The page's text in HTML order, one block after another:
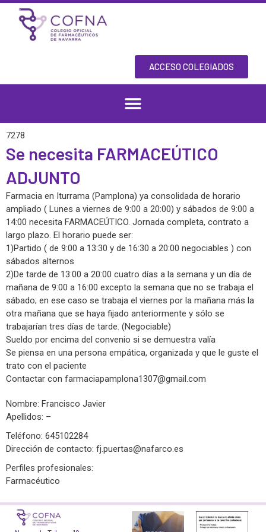
Ir
contenido
ACCESO COLEGIADOS
7278
Se necesita FARMACEÚTICO
ADJUNTO
Farmacia en Iturrama (Pamplona) ya consolidada de horario
ampliado ( Lunes a viernes de 9:00 a 20:00) y sábados de 9:00 a
14:00 necesita FARMACEÚTICO. Jornada completa, contrato a
largo plazo. El horario puede ser:
1)Partido ( de 9:00 a 13:30 y de 16:30 a 20:00 negociables ) con
sábados alternos
2)De tarde de 13:00 a 20:00 cuatro días a la semana y un día de
mañana de 9:00 a 16:00 excepto la semana que no se trabaja el
sábado; en ese caso se trabaja el viernes por la mañana más la
otra mañana que se haya fijado anteriormente y sólo se
trabajarían tres días de tarde. (Negociable)
Sueldo por encima del convenio si se demuestra valía
Se piensa en una persona empática, organizada y que le guste el
trato con el paciente
Contactar con farmaciapamplona1307@gmail.com
Nombre: Francisco Javier
Apellidos: –
Teléfono: 645102284
Dirección de contacto: fj.puertas@nafarco.es
Perfiles profesionales:
Farmacéutico